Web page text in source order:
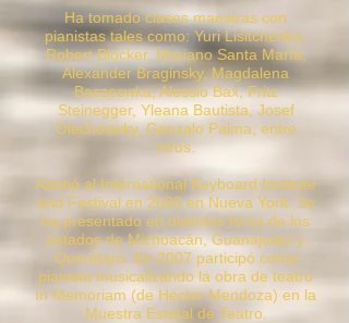
Ha tomado clases maestras con
pianistas tales como: Yuri Lisitchenko,
Robert Blocker, Mariano Santa María,
Alexander Braginsky, Magdalena
Baczeswka, Alessio Bax, Fritz
Steinegger, Yleana Bautista, Josef
Olechoswky, Gonzalo Palma, entre
otros.
Asistió al International Keyboard Institute
and Festival en 2008 en Nueva York. Se
ha presentado en distintos foros de los
estados de Michoacán, Guanajuato y
Querétaro. En 2007 participó como
pianista musicalizando la obra de teatro
In Memoriam (de Héctor Mendoza) en la
Muestra Estatal de Teatro.